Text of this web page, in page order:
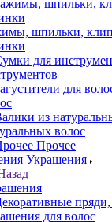
шпильки,
волос
Прочее
Украшения